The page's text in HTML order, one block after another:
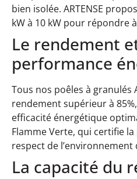
bien isolée. ARTENSE
kW à 10 kW pour répondre
Le rendement
performance
Tous nos poêles à granulés
rendement supérieur à
efficacité énergétique
Flamme Verte, qui certifie
respect de l’environnement
La capacité du